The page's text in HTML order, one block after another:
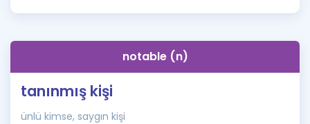
İngilizce Gramer
notable (n)
tanınmış kişi
ünlü kimse, saygın kişi